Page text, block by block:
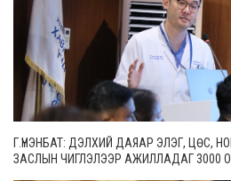
Г.ҮНЭНБАТ: ДЭЛХИЙ ДАЯАР ЭЛЭГ, ЦӨС,
ЗАСЛЫН ЧИГЛЭЛЭЭР АЖИЛЛАДАГ 3000